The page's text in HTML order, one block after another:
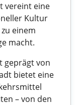
vereint eine
Kultur
einem
macht.
geprägt von
bietet eine
– von den